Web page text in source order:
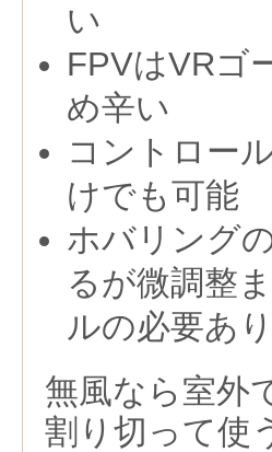
い
FPVはVRゴ
め辛い
コントロー
けでも可能
ホバリング
るが微調整
ルの必要あり
無風なら室外
割り切って使